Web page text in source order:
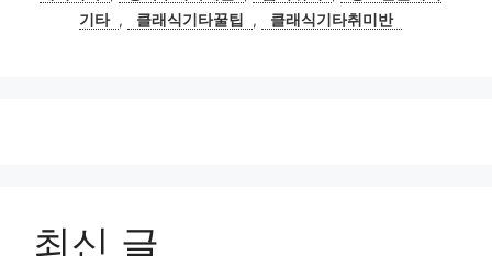
기타 , 클래식기타꿀팁 , 클래식기타취미반
최신 글